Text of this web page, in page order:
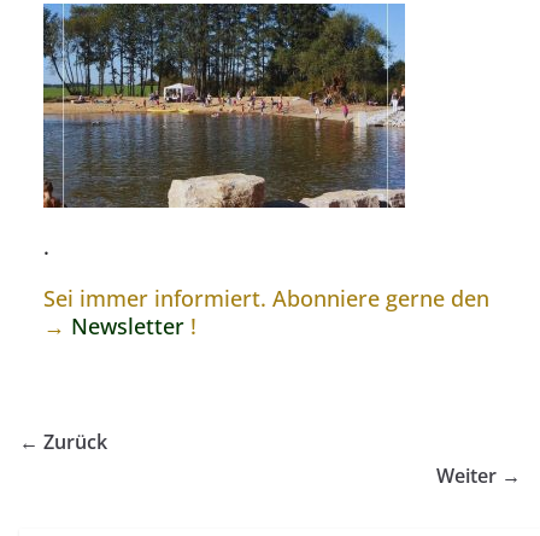
.
Sei immer informiert. Abonniere gerne den
→ Newsletter !
← Zurück
Weiter →